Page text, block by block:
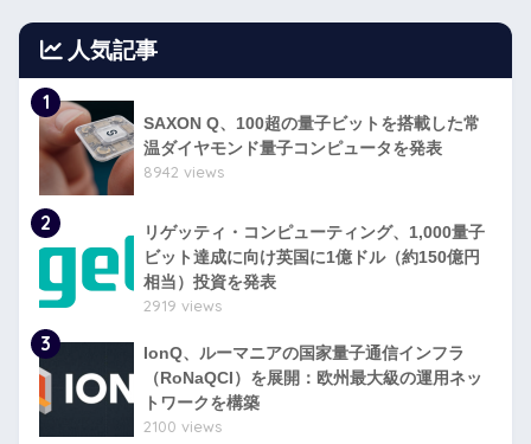
人気記事
1
SAXON Q、100超の量子ビットを搭載した常
温ダイヤモンド量子コンピュータを発表
8942 views
2
リゲッティ・コンピューティング、1,000量子
ビット達成に向け英国に1億ドル（約150億円
相当）投資を発表
2919 views
3
IonQ、ルーマニアの国家量子通信インフラ
（RoNaQCI）を展開：欧州最大級の運用ネッ
トワークを構築
2100 views